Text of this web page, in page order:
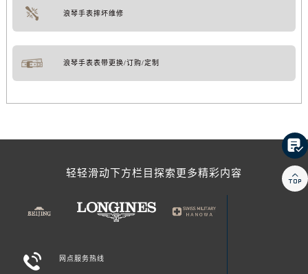
浪琴手表摔坏维修
浪琴手表表带更换/订购/定制
轻轻滑动下方栏目探索更多精彩内容
 网点服务热线

